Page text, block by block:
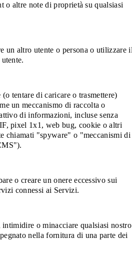
o altre note di proprietà su qualsiasi
un altro utente o persona o utilizzare
(o tentare di caricare o trasmettere)
un meccanismo di raccolta o
di informazioni, incluse senza
pixel 1x1, web bug, cookie o altri
chiamati "spyware" o "meccanismi di
o creare un onere eccessivo sui
connessi ai Servizi.
intimidire o minacciare qualsiasi nostro
nella fornitura di una parte dei